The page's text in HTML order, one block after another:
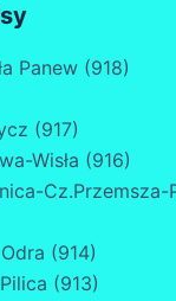
Panew (918)
(917)
Wisła (916)
Cz.Przemsza-
(914)
(913)